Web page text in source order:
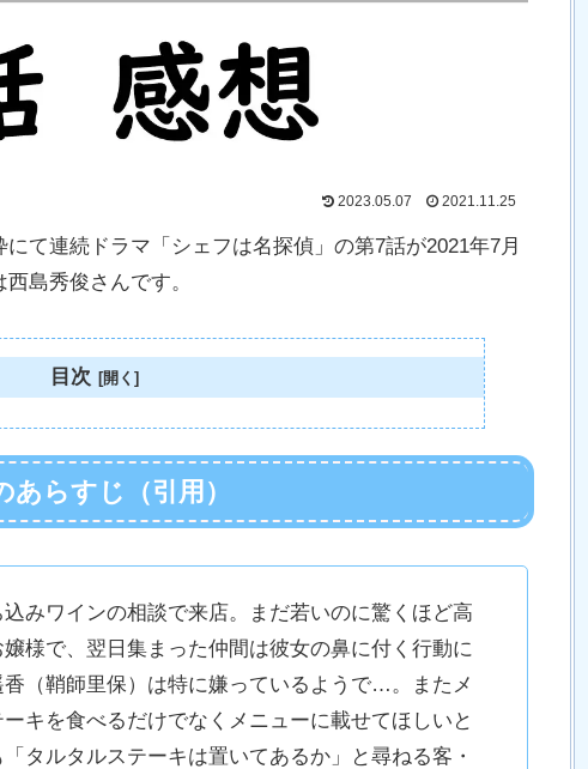
2023.05.07 2021.11.25
て連続ドラマ「シェフは名探偵」の第7話が2021年7月
島秀俊さんです。
目次
あらすじ（引用）
みワインの相談で来店。まだ若いのに驚くほど高
様で、翌日集まった仲間は彼女の鼻に付く行動に
（鞘師里保）は特に嫌っているようで…。またメ
キを食べるだけでなくメニューに載せてほしいと
タルタルステーキは置いてあるか」と尋ねる客・